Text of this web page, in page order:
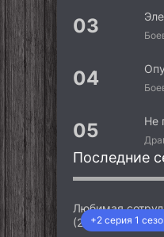
Не
Последние
+2 серия 1
Любимая
(2026)